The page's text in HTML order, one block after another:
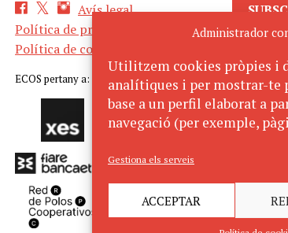
Administrador
Utilitzem cookies pròpies i
analítiques i per mostrar-te
base a un perfil elaborat a
navegació (per exemple,
Gestiona els serveis
ACCEPTAR
Avís legal
Política de privacitat
Política de cookies
AL
ECOS pertany a: